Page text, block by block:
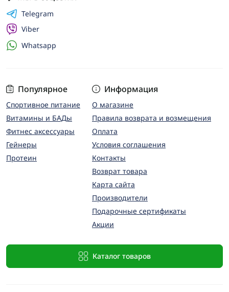
Популярное
Спортивное питание
Витамины и БАДы
Фитнес аксессуары
Гейнеры
Протеин
Информация
О магазине
Правила возврата и возмещения
Оплата
Условия соглашения
Контакты
Возврат товара
Карта сайта
Производители
Подарочные сертификаты
Акции
Каталог товаров
Telegram
Viber
Whatsapp